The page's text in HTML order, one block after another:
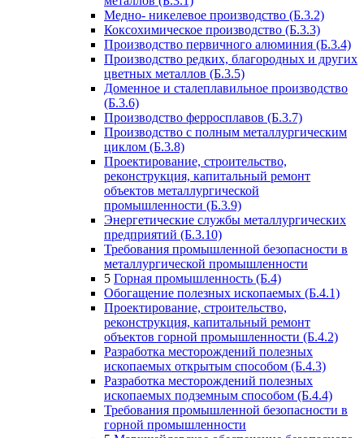
Медно- никелевое производство (Б.3.2)
Коксохимическое производство (Б.3.3)
Производство первичного алюминия (Б.3.4)
Производство редких, благородных и других
цветных металлов (Б.3.5)
Доменное и сталеплавильное производство
(Б.3.6)
Производство ферросплавов (Б.3.7)
Производство с полным металлургическим
циклом (Б.3.8)
Проектирование, строительство,
реконструкция, капитальный ремонт
объектов металлургической
промышленности (Б.3.9)
Энергетические службы металлургических
предприятий (Б.3.10)
Требования промышленной безопасности в
металлургической промышленности
5 Горная промышленность (Б.4)
Обогащение полезных ископаемых (Б.4.1)
Проектирование, строительство,
реконструкция, капитальный ремонт
объектов горной промышленности (Б.4.2)
Разработка месторождений полезных
ископаемых открытым способом (Б.4.3)
Разработка месторождений полезных
ископаемых подземным способом (Б.4.4)
Требования промышленной безопасности в
горной промышленности